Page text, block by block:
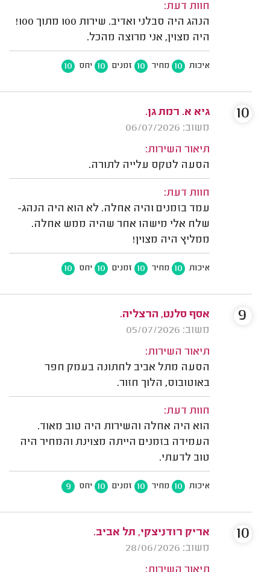
חוות דעת:
הנהג היה סבלני ואדיב. שירות 100 מתוך 100!
היה מצוין, אני מרוצה מהכל.
איכות 10 מחיר 10 זמנים 10 יחס 10
גיא א. רמת גן.
משוב: 06/07/2026
תיאור השירות:
הסעה לטקס עלייה לתורה.
חוות דעת:
עמד בזמנים והיה אחלה. לא הוא היה הנהג-
שלח אלי מישהו אחר שהיה ממש אחלה.
ממליץ היה מצוין!
איכות 10 מחיר 10 זמנים 10 יחס 10
10
אסף סלנט, הרצליה.
משוב: 05/07/2026
תיאור השירות:
הסעה מתל אביב לחתונה בעמק חפר
באוטובוס, הלוך חזור.
חוות דעת:
הוא היה אחלה והשירות היה טוב מאוד.
העמידה בזמנים הייתה מצוינת והמחיר היה
טוב לדעתי.
איכות 10 מחיר 10 זמנים 10 יחס 9
9
אריק רודניצקי, תל אביב.
משוב: 28/06/2026
10